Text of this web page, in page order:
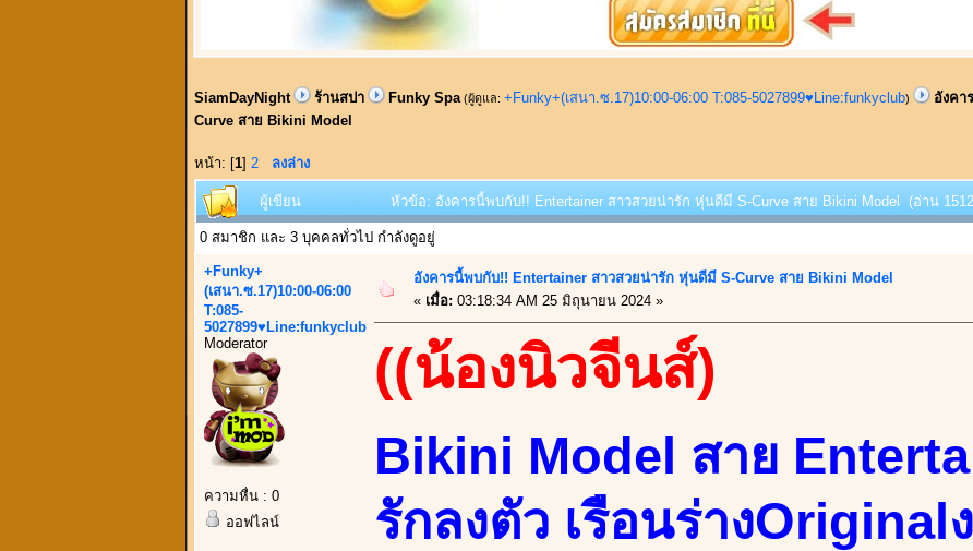
SiamDayNight ร้านสปา Funky Spa (ผู้ดูแล: +Funky+(เสนา.ซ.17)10:00-06:00 T:085-5027899♥Line:funkyclub)
อังคา
Curve สาย Bikini Model
หน้า: [1] 2 ลงล่าง
ผู้เขียน หัวข้อ: อังคารนี้พบกับ!! Entertainer สาวสวยน่ารัก หุ่นดีมี S-Curve สาย Bikini Model (อ่าน
0 สมาชิก และ 3 บุคคลทั่วไป กำลังดูอยู่
+Funky+
(เสนา.ซ.17)10:00-06:00
T:085-
5027899♥Line:funkyclub
Moderator
ความหื่น : 0
ออฟไลน์
อังคารนี้พบกับ!! Entertainer สาวสวยน่ารัก หุ่นดีมี S-Curve สาย Bikini Model
« เมื่อ: 03:18:34 AM 25 มิถุนายน 2024 »
((น้องนิวจีนส์)
Bikini Model สาย
รักลงตัว เรือนร่างOriginal